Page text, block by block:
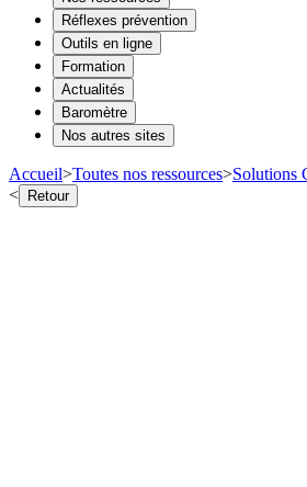
Réflexes prévention
Outils en ligne
Formation
Actualités
Baromètre
Nos autres sites
Accueil>Toutes nos ressources>Solutions
< Retour